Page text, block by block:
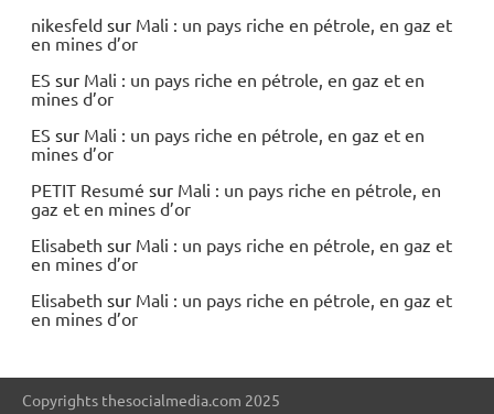
nikesfeld sur Mali : un pays riche en pétrole, en gaz et
en mines d’or
ES sur Mali : un pays riche en pétrole, en gaz et en
mines d’or
ES sur Mali : un pays riche en pétrole, en gaz et en
mines d’or
PETIT Resumé sur Mali : un pays riche en pétrole, en
gaz et en mines d’or
Elisabeth sur Mali : un pays riche en pétrole, en gaz et
en mines d’or
Elisabeth sur Mali : un pays riche en pétrole, en gaz et
en mines d’or
Copyrights thesocialmedia.com 2025